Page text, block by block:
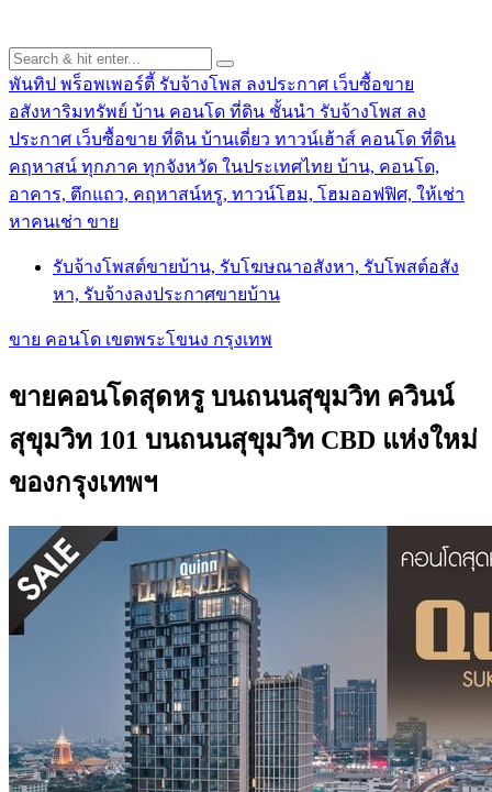
พันทิป พร็อพเพอร์ตี้ รับจ้างโพส ลงประกาศ เว็บซื้อขาย
อสังหาริมทรัพย์ บ้าน คอนโด ที่ดิน ชั้นนำ รับจ้างโพส ลง
ประกาศ เว็บซื้อขาย ที่ดิน บ้านเดี่ยว ทาวน์เฮ้าส์ คอนโด ที่ดิน
คฤหาสน์ ทุกภาค ทุกจังหวัด ในประเทศไทย บ้าน, คอนโด,
อาคาร, ตึกแถว, คฤหาสน์หรู, ทาวน์โฮม, โฮมออฟฟิศ, ให้เช่า
หาคนเช่า ขาย
รับจ้างโพสต์ขายบ้าน, รับโฆษณาอสังหา, รับโพสต์อสัง
หา, รับจ้างลงประกาศขายบ้าน
ขาย คอนโด เขตพระโขนง กรุงเทพ
ขายคอนโดสุดหรู บนถนนสุขุมวิท ควินน์
สุขุมวิท 101 บนถนนสุขุมวิท CBD แห่งใหม่
ของกรุงเทพฯ